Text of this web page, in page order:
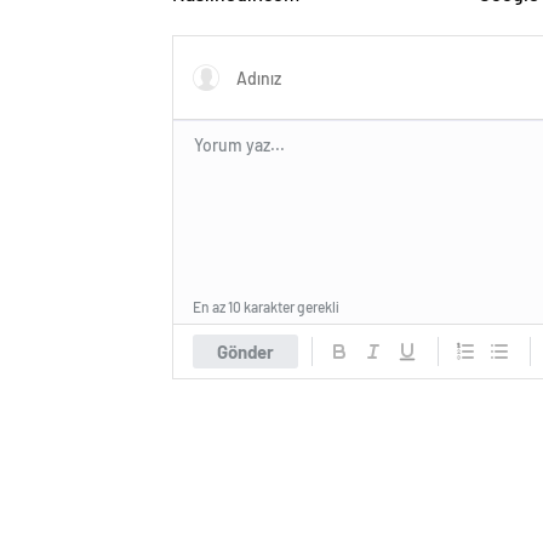
Gönder
En az 10 karakter gerekli